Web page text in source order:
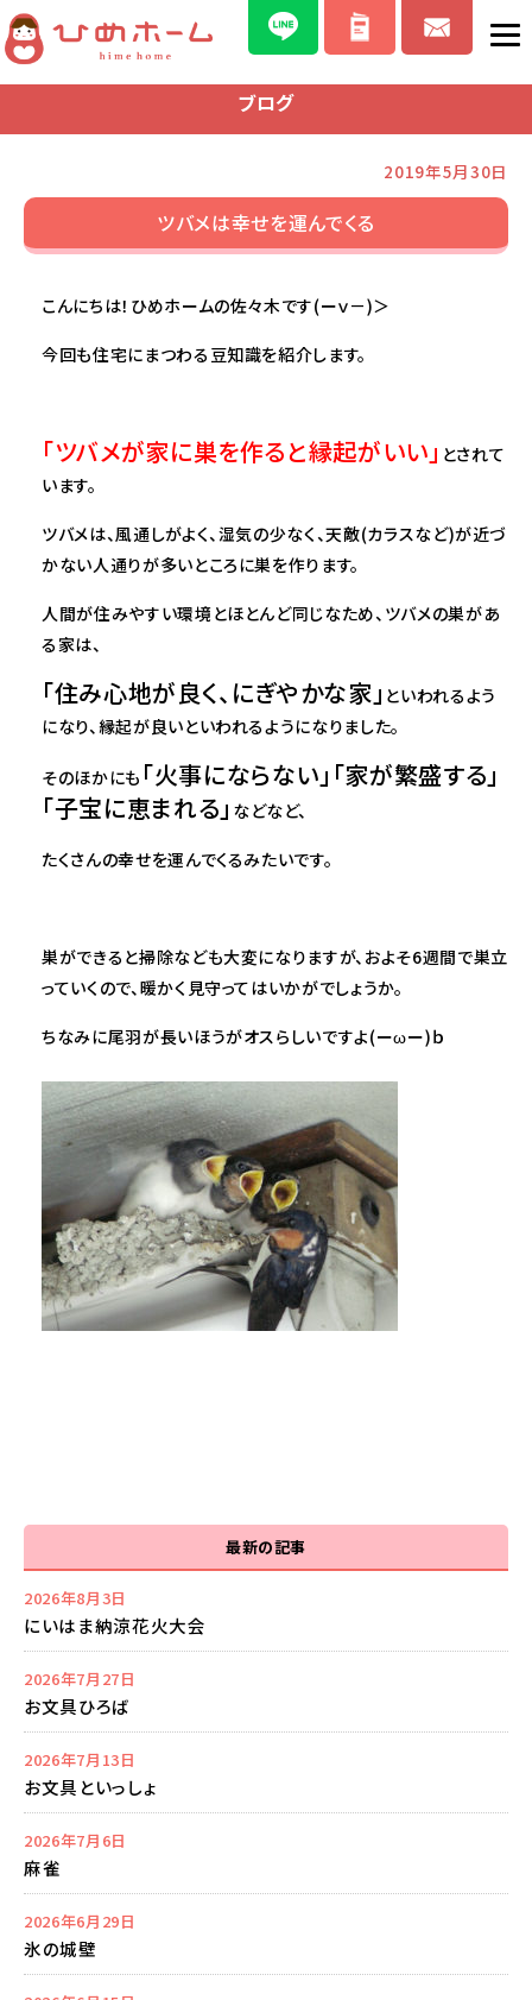
ブログ
2019年5月30日
ツバメは幸せを運んでくる
こんにちは！ひめホームの佐々木です(ーｖ－)＞
今回も住宅にまつわる豆知識を紹介します。
「ツバメが家に巣を作ると縁起がいい」 とされて
います。
ツバメは、風通しがよく、湿気の少なく、天敵(カラスなど)が近づ
かない人通りが多いところに巣を作ります。
人間が住みやすい環境とほとんど同じなため、ツバメの巣があ
る家は、
「住み心地が良く、にぎやかな家」 といわれるよう
になり、縁起が良いといわれるようになりました。
そのほかにも 「火事にならない」「家が繁盛する」
「子宝に恵まれる」 などなど、
たくさんの幸せを運んでくるみたいです。
巣ができると掃除なども大変になりますが、およそ6週間で巣立
っていくので、暖かく見守ってはいかがでしょうか。
ちなみに尾羽が長いほうがオスらしいですよ(ーωー)ｂ
最新の記事
2026年8月3日
にいはま納涼花火大会
2026年7月27日
お文具ひろば
2026年7月13日
お文具といっしょ
2026年7月6日
麻雀
2026年6月29日
氷の城壁